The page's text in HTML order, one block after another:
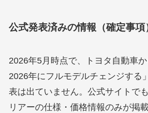
公式発表済みの情報（確定事項
2026年5月時点で、トヨタ自動車
2026年にフルモデルチェンジする
表は出ていません。公式サイトで
リアーの仕様・価格情報のみが掲